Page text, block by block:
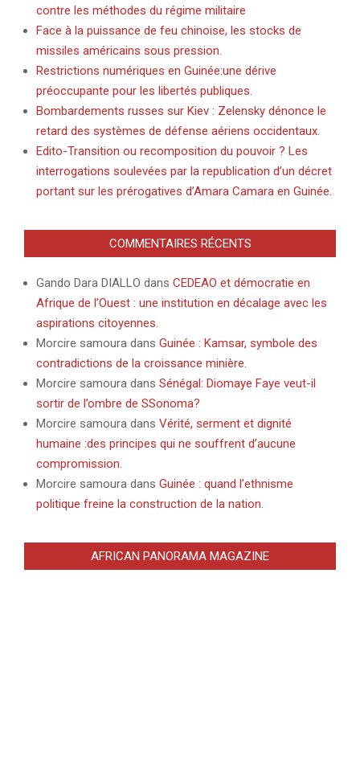
contre les méthodes du régime militaire
Face à la puissance de feu chinoise, les stocks de
missiles américains sous pression.
Restrictions numériques en Guinée:une dérive
préoccupante pour les libertés publiques.
Bombardements russes sur Kiev : Zelensky dénonce le
retard des systèmes de défense aériens occidentaux.
Edito-Transition ou recomposition du pouvoir ? Les
interrogations soulevées par la republication d’un décret
portant sur les prérogatives d’Amara Camara en Guinée.
COMMENTAIRES RÉCENTS
Gando Dara DIALLO dans CEDEAO et démocratie en
Afrique de l’Ouest : une institution en décalage avec les
aspirations citoyennes.
Morcire samoura dans Guinée : Kamsar, symbole des
contradictions de la croissance minière.
Morcire samoura dans Sénégal: Diomaye Faye veut-il
sortir de l’ombre de SSonoma?
Morcire samoura dans Vérité, serment et dignité
humaine :des principes qui ne souffrent d’aucune
compromission.
Morcire samoura dans Guinée : quand l’ethnisme
politique freine la construction de la nation.
AFRICAN PANORAMA MAGAZINE